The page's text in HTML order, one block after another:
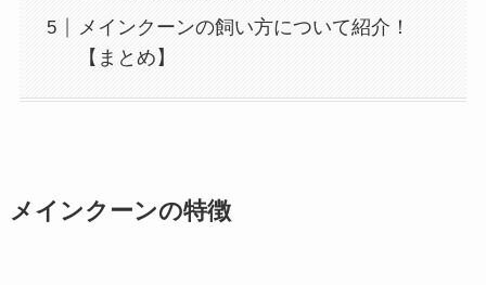
メインクーンの飼い方について紹介！
【まとめ】
メインクーンの特徴